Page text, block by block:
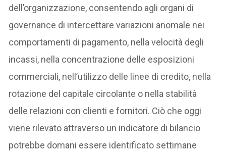
dell’organizzazione, consentendo agli organi di
governance di intercettare variazioni anomale nei
comportamenti di pagamento, nella velocità degli
incassi, nella concentrazione delle esposizioni
commerciali, nell’utilizzo delle linee di credito, nella
rotazione del capitale circolante o nella stabilità
delle relazioni con clienti e fornitori. Ciò che oggi
viene rilevato attraverso un indicatore di bilancio
potrebbe domani essere identificato settimane